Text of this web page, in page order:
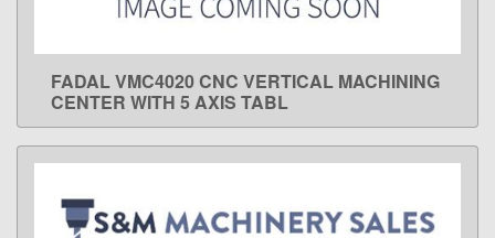
LEARN MORE
FADAL VMC4020 CNC VERTICAL MACHINING
CENTER WITH 5 AXIS TABL